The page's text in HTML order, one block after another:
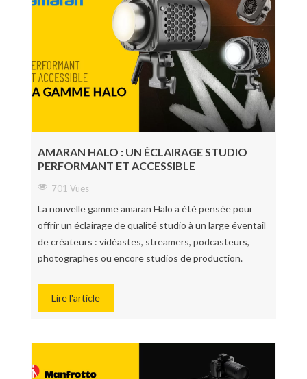
AMARAN HALO : UN ÉCLAIRAGE STUDIO
PERFORMANT ET ACCESSIBLE
701 Vues
La nouvelle gamme amaran Halo a été pensée pour
offrir un éclairage de qualité studio à un large éventail
de créateurs : vidéastes, streamers, podcasteurs,
photographes ou encore studios de production.
Lire l'article